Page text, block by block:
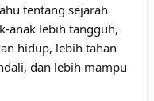
tentang sejarah
anak lebih tangguh,
hidup, lebih tahan
dan lebih mampu